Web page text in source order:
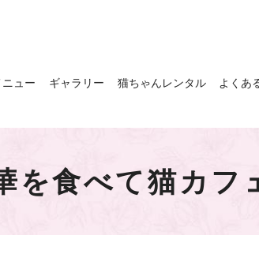
ニュー ギャラリー 猫ちゃんレンタル よくあ
を食べて猫カフ